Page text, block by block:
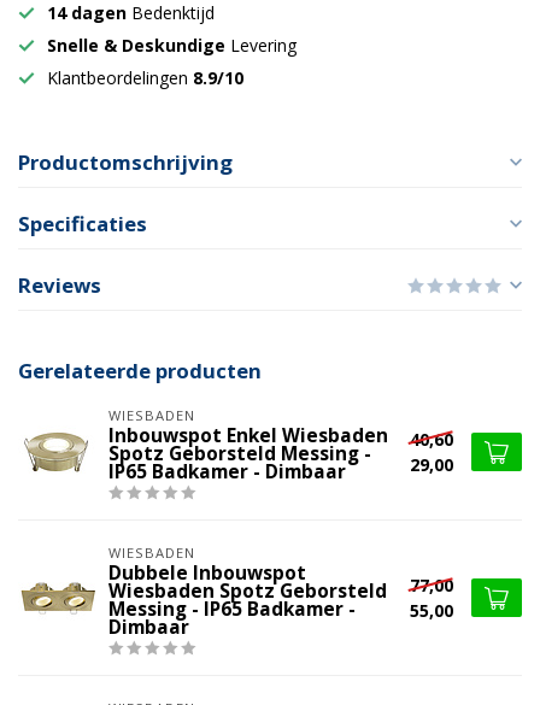
14 dagen Bedenktijd
Snelle & Deskundige Levering
Klantbeordelingen 8.9/10
Productomschrijving
Specificaties
Reviews
Gerelateerde producten
WIESBADEN
Inbouwspot Enkel Wiesbaden
Spotz Geborsteld Messing -
IP65 Badkamer - Dimbaar
40,60
29,00
WIESBADEN
Dubbele Inbouwspot
Wiesbaden Spotz Geborsteld
Messing - IP65 Badkamer -
Dimbaar
77,00
55,00